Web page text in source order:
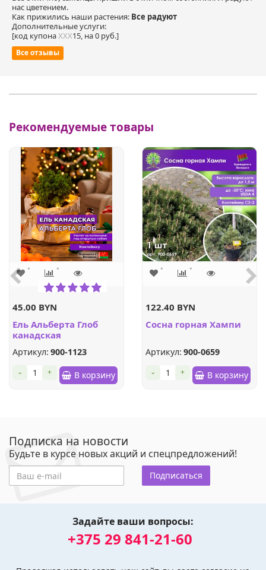
нас цветением.
Как прижились наши растения: Все радуют
Дополнительные услуги:
[код купонаХХХ15, на 0 руб.]
Все отзывы
Рекомендуемые товары
45.00 BYN
Ель Альберта Глоб
канадская
Артикул: 900-1123
+
- В корзину
122.40 BYN
Сосна горная Хампи
Артикул: 900-0659
+
- В корзину
Подписка на новости
Будьте в курсе новых акций и спецпредложений!
Подписаться
Задайте ваши вопросы:
+375 29 841-21-60